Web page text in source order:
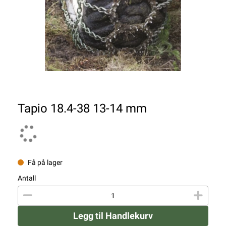
Tapio 18.4-38 13-14 mm
Få på lager
Antall
Legg til Handlekurv